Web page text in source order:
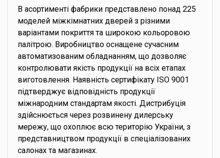
В асортименті фабрики представлено понад 225
моделей міжкімнатних дверей з різними
варіантами покриття та широкою кольоровою
палітрою. Виробництво оснащене сучасним
автоматизованим обладнанням, що дозволяє
контролювати якість продукції на всіх етапах
виготовлення. Наявність сертифікату ISO 9001
підтверджує відповідність продукції
міжнародним стандартам якості. Дистрибуція
здійснюється через розвинену дилерську
мережу, що охоплює всю територію України, з
представництвом продукції в спеціалізованих
салонах та магазинах.